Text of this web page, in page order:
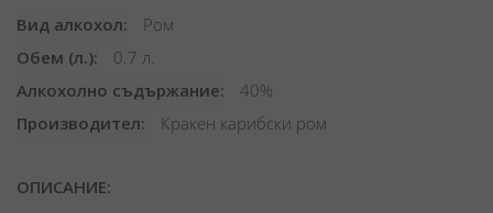
Вид алкохол
Ром
Обем (л.)
0.7 л.
Алкохолно съдържание
40%
Производител
Кракен карибски ром
ОПИСАНИЕ: